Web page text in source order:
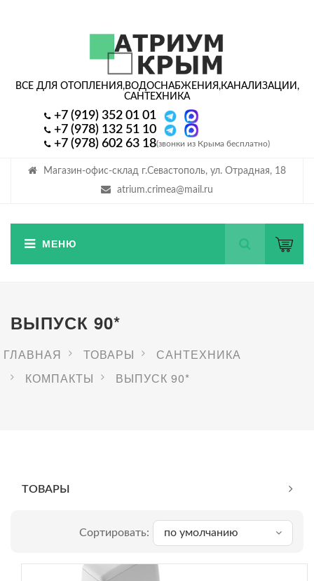
Магазин-офис-склад г.Севастополь, ул. Отрадная, 18
atrium.crimea@mail.ru
ВСЕ ДЛЯ ОТОПЛЕНИЯ,ВОДОСНАБЖЕНИЯ,КАНАЛИЗАЦИИ,
САНТЕХНИКА
+7 (919) 352 01 01
+7 (978) 132 51 10
+7 (978) 602 63 18(звонки из Крыма бесплатно)
ВЫПУСК 90*
ГЛАВНАЯ ТОВАРЫ
САНТЕХНИКА
КОМПАКТЫ
ВЫПУСК 90*
ТОВАРЫ
Сортировать: по умолчанию